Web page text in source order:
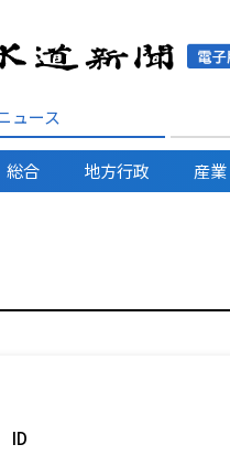
ュース
総合 地方行政 産業
ID